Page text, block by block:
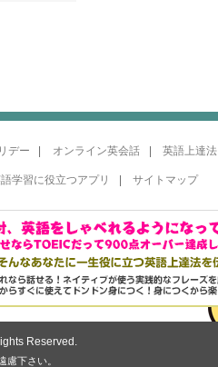
デー オンライン英会話 英語上達法
学習に役立つアプリ サイトマップ
Reserved.
下さい。